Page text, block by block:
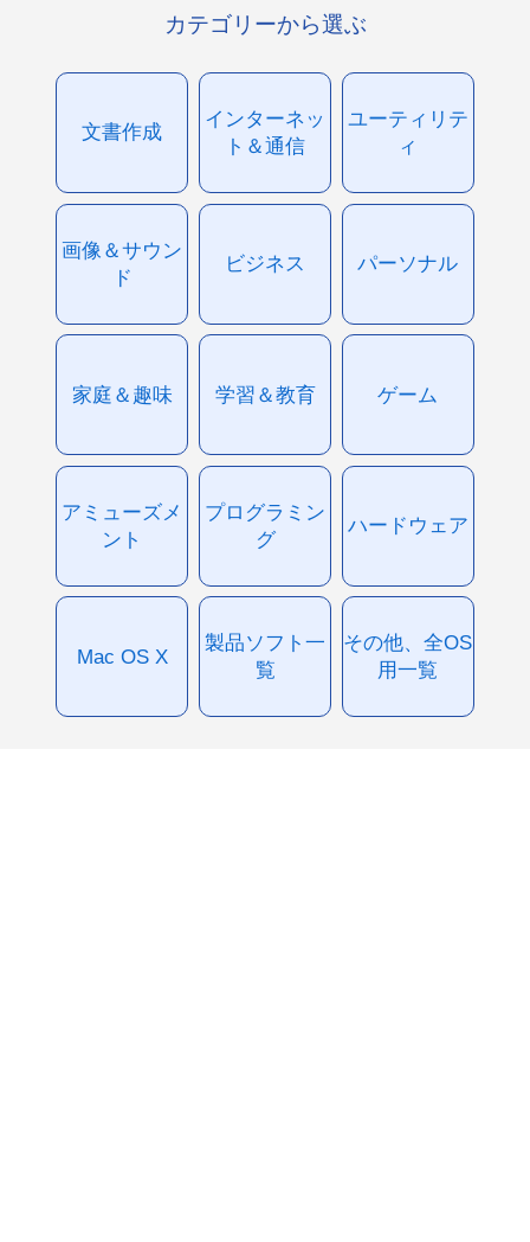
カテゴリーから選ぶ
文書作成
インターネッ
ト＆通信
ユーティリテ
ィ
画像＆サウン
ド
ビジネス パーソナル
家庭＆趣味 学習＆教育 ゲーム
アミューズメ
ント
プログラミン
グ
ハードウェア
Mac OS X
製品ソフト一
覧
その他、全OS
用一覧